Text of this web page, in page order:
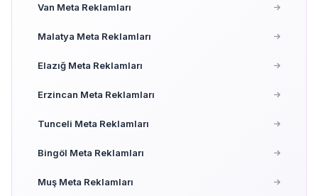
Van Meta Reklamları
Malatya Meta Reklamları
Elazığ Meta Reklamları
Erzincan Meta Reklamları
Tunceli Meta Reklamları
Bingöl Meta Reklamları
Muş Meta Reklamları